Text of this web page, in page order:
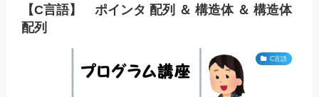
【C言語】 ポインタ 配列 ＆ 構造体 ＆ 構造体
配列
C言語